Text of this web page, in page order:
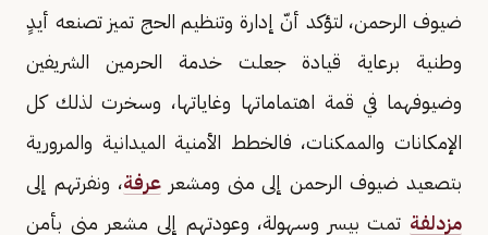
ضيوف الرحمن، لتؤكد أنّ إدارة وتنظيم الحج تميز تصنعه أيدٍ
وطنية برعاية قيادة جعلت خدمة الحرمين الشريفين
وضيوفهما في قمة اهتماماتها وغاياتها، وسخرت لذلك كل
الإمكانات والممكنات، فالخطط الأمنية الميدانية والمرورية
بتصعيد ضيوف الرحمن إلى منى ومشعرعرفة، ونفرتهم إلى
مزدلفة تمت بيسر وسهولة، وعودتهم إلى مشعر منى بأمن